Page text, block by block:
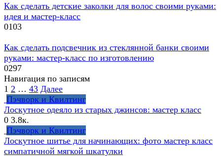
Как сделать детские заколки для волос своими руками:
идея и мастер-класс
0103
Как сделать подсвечник из стеклянной банки своими
руками: мастер-класс по изготовлению
0297
Навигация по записям
1 2 … 43 Далее
Пэчворк и Квилтинг
Лоскутное одеяло из старых джинсов: мастер класс
0 3.8к.
Пэчворк и Квилтинг
Лоскутное шитье для начинающих: фото мастер класс
симпатичной мягкой шкатулки